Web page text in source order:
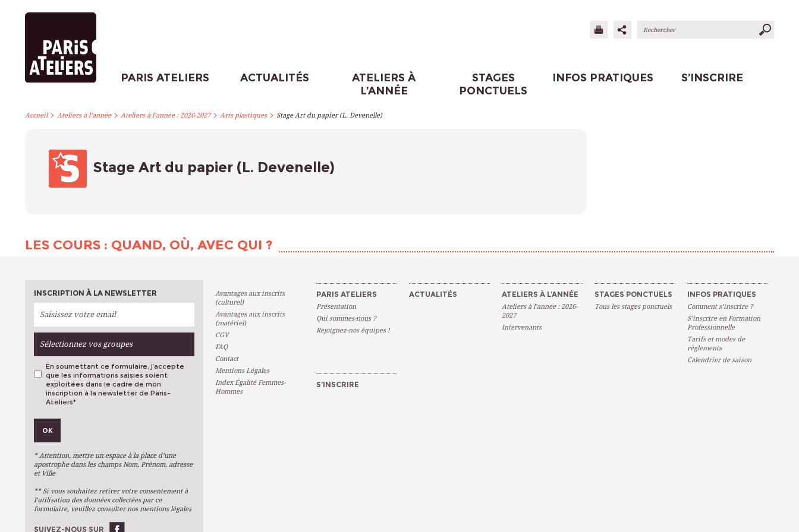
PARIS ATELIERS ACTUALITÉS
ATELIERS À
L’ANNÉE
STAGES
PONCTUELS
INFOS PRATIQUES S’INSCRIRE
Accueil> Ateliers à l’année> Ateliers à l’année : 2026-2027> Arts plastiques> Stage Art du papier (L. Devenelle)
Stage Art du papier (L. Devenelle)
LES COURS : QUAND, OÙ, AVEC QUI ?
INSCRIPTION À LA NEWSLETTER
Sélectionnez vos groupes
Métiers D'art
Arts Du Texte
Stages Ponctuels
Ateliers À L'année
En soumettant ce formulaire, j’accepte
que les informations saisies soient
exploitées dans le cadre de mon
inscription à la newsletter de Paris-
Ateliers*
OK
* Attention, mettre un espace à la place d’une
apostrophe dans les champs Nom, Prénom, adresse
et Ville
** Si vous souhaitez retirer votre consentement à
l’utilisation des données collectées par ce
formulaire, veuillez consulter nos mentions légales
SUIVEZ-NOUS SUR
Avantages aux inscrits
(culturel)
Avantages aux inscrits
(matériel)
CGV
FAQ
Contact
Mentions Légales
Index Égalité Femmes-
Hommes
PARIS ATELIERS
Présentation
Qui sommes-nous ?
Rejoignez-nos équipes !
ACTUALITÉS ATELIERS À L’ANNÉE
Ateliers à l’année : 2026-
2027
Intervenants
STAGES PONCTUELS
Tous les stages ponctuels
INFOS PRATIQUES
Comment s’inscrire ?
S’inscrire en Formation
Professionnelle
Tarifs et modes de
règlements
Calendrier de saison
S’INSCRIRE